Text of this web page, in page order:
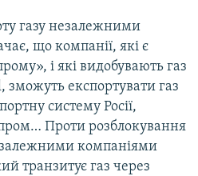
газу незалежними
що компанії, які є
і які видобувають газ
зможуть експортувати газ
систему Росії,
Проти розблокування
компаніями
транзитує газ через